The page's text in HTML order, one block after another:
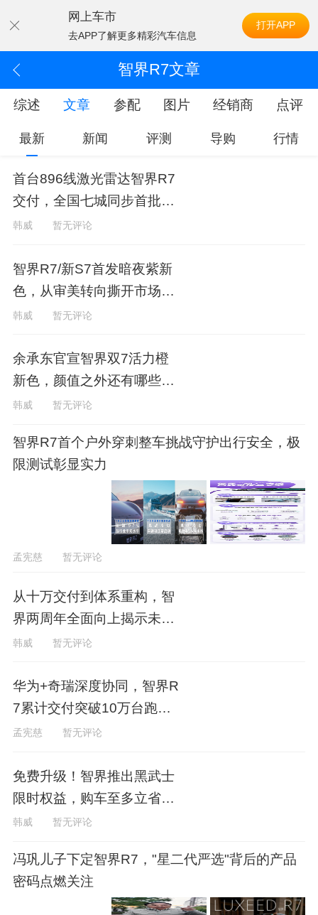
网上车市
去APP了解更多精彩汽车信息
打开APP
智界R7文章
综述 文章 参配 图片 经销商 点评
最新 新闻 评测 导购 行情
首台896线激光雷达智界R7
交付，全国七城同步首批交
付刷新体验
韩威 暂无评论
智界R7/新S7首发暗夜紫新
色，从审美转向撕开市场突
破口
韩威 暂无评论
余承东官宣智界双7活力橙
新色，颜值之外还有哪些硬
核升级？
韩威 暂无评论
智界R7首个户外穿刺整车挑战守护出行安全，极
限测试彰显实力
孟宪慈 暂无评论
从十万交付到体系重构，智
界两周年全面向上揭示未来
方向
韩威 暂无评论
华为+奇瑞深度协同，智界R
7累计交付突破10万台跑出
加速度
孟宪慈 暂无评论
免费升级！智界推出黑武士
限时权益，购车至多立省58
794元
韩威 暂无评论
冯巩儿子下定智界R7，"星二代严选"背后的产品
密码点燃关注